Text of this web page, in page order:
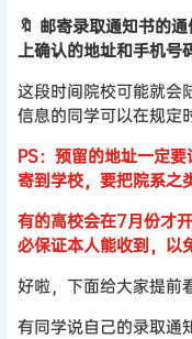
🔖 邮寄录取通知书的
上确认的地址和手机号
这段时间院校可能就会
信息的同学可以在规定
PS：预留的地址一定
寄到学校，要把院系之
有的高校会在7月份才
必保证本人能收到，以
好啦，下面给大家提前
有同学说自己的录取通